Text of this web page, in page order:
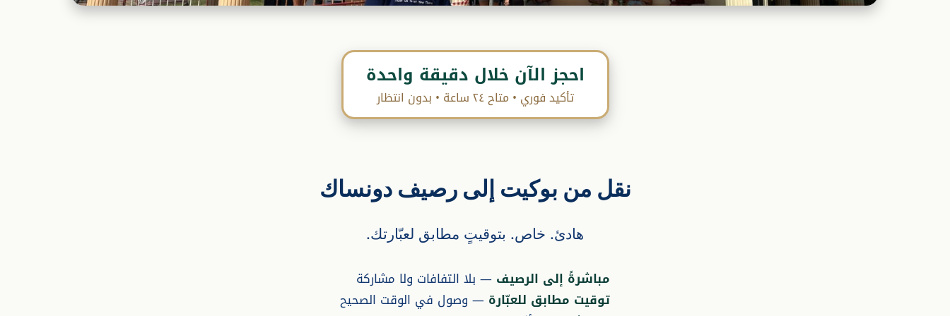
احجز الآن خلال دقيقة واحدة
تأكيد فوري • متاح ٢٤ ساعة • بدون انتظار
نقل من بوكيت إلى رصيف دونساك
هادئ. خاص. بتوقيتٍ مطابق لعبّارتك.
مباشرةً إلى الرصيف — بلا التفافات ولا مشاركة
توقيت مطابق للعبّارة — وصول في الوقت الصحيح